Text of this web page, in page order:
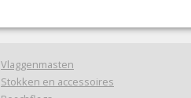
Vlaggenmasten
Stokken en accessoires